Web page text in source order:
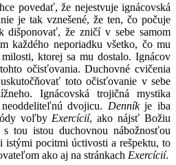
povedať, že nejestvuje ignácovská
je tak vznešené, že ten, čo počuje
dišponovať, že zničí v sebe samom
každého neporiadku všetko, čo mu
ktorej sa mu dostalo. Ignácov
očisťovania. Duchovné cvičenia
toto očisťovanie v sebe
Ignácovská trojičná mystika
dvojicu. Denníkje iba
voľby Exercícií, ako nájsť Božiu
tou istou duchovnou nábožnosťou
pocitmi úctivosti a rešpektu, to
ako aj na stránkach Exercícií.